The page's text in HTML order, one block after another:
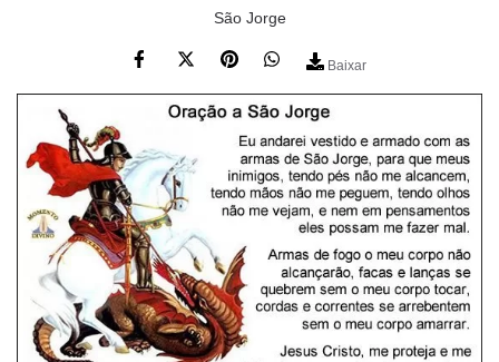
São Jorge
Baixar